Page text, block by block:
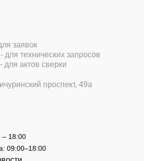
заявок
- для технических запросов
- для актов сверки
проспект, 49а
– 18:00
09:00–18:00